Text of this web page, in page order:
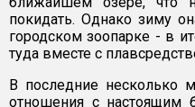
покидать. Однако зиму
городском зоопарке - в
туда вместе с
В последние несколько
отношения с